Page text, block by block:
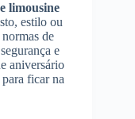
limousine
estilo ou
de
e
aniversário
ficar na